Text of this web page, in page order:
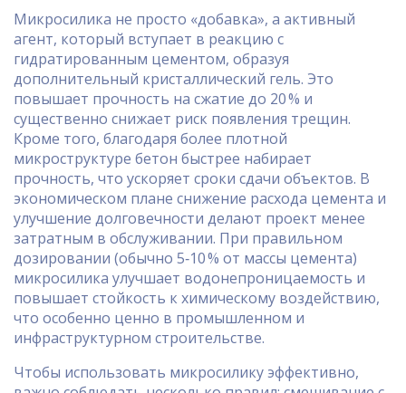
Микросилика не просто «добавка», а активный
агент, который вступает в реакцию с
гидратированным цементом, образуя
дополнительный кристаллический гель. Это
повышает прочность на сжатие до 20 % и
существенно снижает риск появления трещин.
Кроме того, благодаря более плотной
микроструктуре бетон быстрее набирает
прочность, что ускоряет сроки сдачи объектов. В
экономическом плане снижение расхода цемента и
улучшение долговечности делают проект менее
затратным в обслуживании. При правильном
дозировании (обычно 5‑10 % от массы цемента)
микросилика улучшает водонепроницаемость и
повышает стойкость к химическому воздействию,
что особенно ценно в промышленном и
инфраструктурном строительстве.
Чтобы использовать микросилику эффективно,